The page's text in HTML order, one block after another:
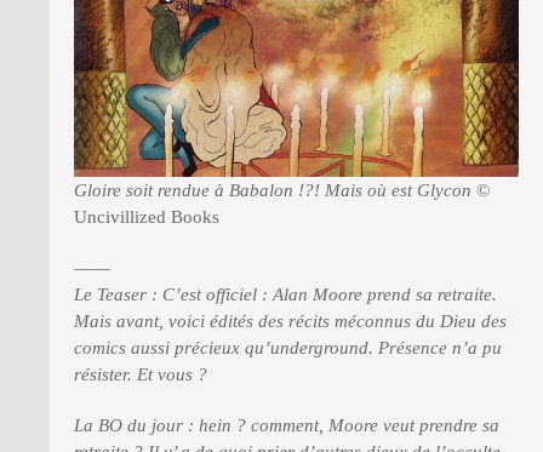
Gloire soit rendue à Babalon !?! Mais où est Glycon ©
Uncivillized Books
——
Le Teaser : C’est officiel : Alan Moore prend sa retraite.
Mais avant, voici édités des récits méconnus du Dieu des
comics aussi précieux qu’underground. Présence n’a pu
résister. Et vous ?
La BO du jour : hein ? comment, Moore veut prendre sa